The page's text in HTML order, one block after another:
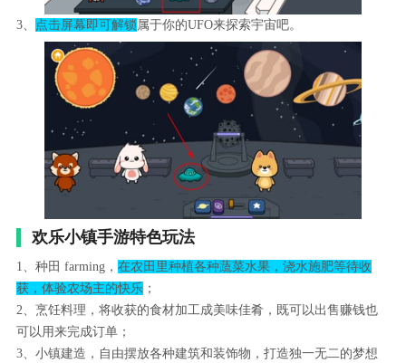
3、 点击屏幕即可解锁 属于你的UFO来探索宇宙吧。
欢乐小镇手游特色玩法
1、种田 farming， 在农田里种植各种蔬菜水果，浇水施肥等待收
获，体验农场主的快乐；
2、烹饪料理，将收获的食材加工成美味佳肴，既可以出售赚钱也
可以用来完成订单；
3、小镇建造，自由摆放各种建筑和装饰物，打造独一无二的梦想